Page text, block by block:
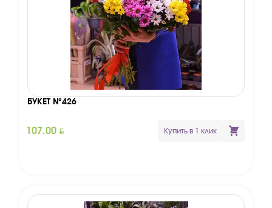
БУКЕТ №426
107.00 BYN Купить в 1 клик